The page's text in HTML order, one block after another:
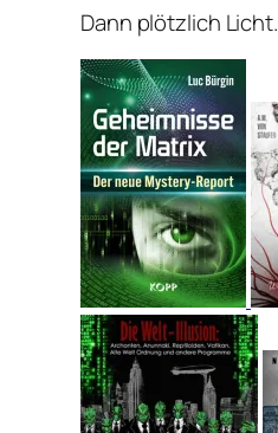
Dann plötzlich Licht.